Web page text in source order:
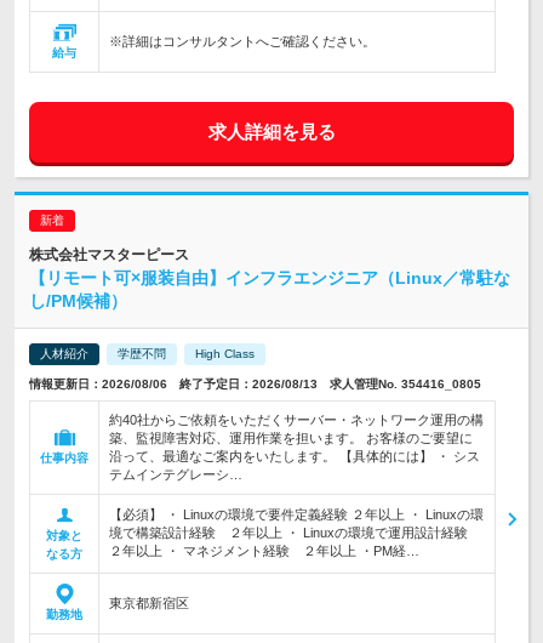
給与
※詳細はコンサルタントへご確認ください。
求人詳細を見る
株式会社マスターピース
【リモート可×服装自由】インフラエンジニア（Linux／常駐な
し/PM候補）
人材紹介 学歴不問 High Class
情報更新日：2026/08/06 終了予定日：2026/08/13 求人管理No. 354416_0805
仕事内容
約40社からご依頼をいただくサーバー・ネットワーク運用の構
築、監視障害対応、運用作業を担います。 お客様のご要望に
沿って、最適なご案内をいたします。 【具体的には】 ・ シス
テムインテグレーシ…
対象と
なる方
【必須】 ・ Linuxの環境で要件定義経験 ２年以上 ・ Linuxの環
境で構築設計経験 ２年以上 ・ Linuxの環境で運用設計経験
２年以上 ・ マネジメント経験 ２年以上 ・PM経…
勤務地
東京都新宿区